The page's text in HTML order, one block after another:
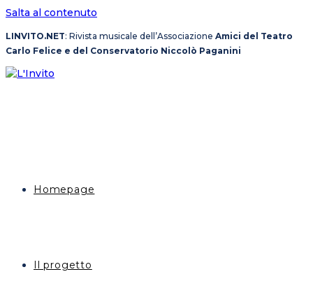
Salta al contenuto
LINVITO.NET: Rivista musicale dell’Associazione Amici del Teatro
Carlo Felice e del Conservatorio Niccolò Paganini
Homepage
Il progetto